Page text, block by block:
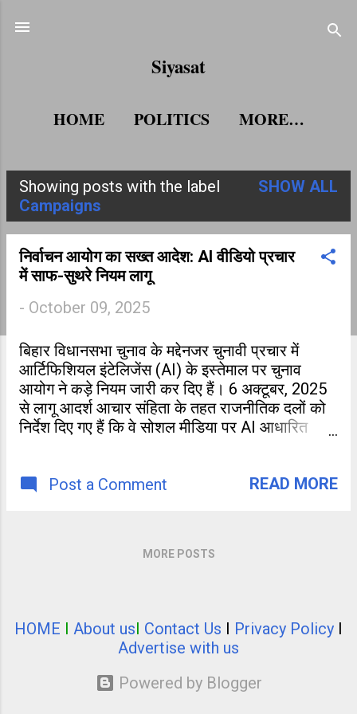
Siyasat
HOME POLITICS MORE…
P
o
Showing posts with the label
Campaigns
SHOW ALL
निर्वाचन आयोग का सख्त आदेश: AI वीडियो प्रचार
में साफ-सुथरे नियम लागू
- October 09, 2025
बिहार विधानसभा चुनाव के मद्देनजर चुनावी प्रचार में
आर्टिफिशियल इंटेलिजेंस (AI) के इस्तेमाल पर चुनाव
आयोग ने कड़े नियम जारी कर दिए हैं। 6 अक्टूबर, 2025
से लागू आदर्श आचार संहिता के तहत राजनीतिक दलों को
निर्देश दिए गए हैं कि वे सोशल मीडिया पर AI आधारित
Post a Comment
READ MORE
MORE POSTS
HOME I About usI Contact Us I Privacy Policy I
Advertise with us
Powered by Blogger